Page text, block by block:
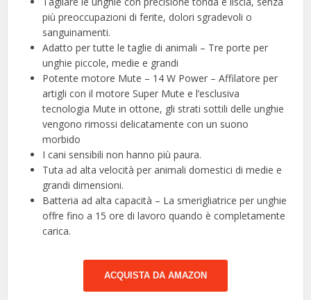
più preoccupazioni di ferite, dolori sgradevoli o
sanguinamenti.
Adatto per tutte le taglie di animali – Tre porte per
unghie piccole, medie e grandi
Potente motore Mute – 14 W Power – Affilatore per
artigli con il motore Super Mute e l’esclusiva
tecnologia Mute in ottone, gli strati sottili delle unghie
vengono rimossi delicatamente con un suono
morbido
I cani sensibili non hanno più paura.
Tuta ad alta velocità per animali domestici di medie e
grandi dimensioni.
Batteria ad alta capacità – La smerigliatrice per unghie
offre fino a 15 ore di lavoro quando è completamente
carica.
ACQUISTA DA AMAZON